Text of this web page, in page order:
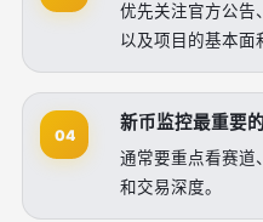
优先关注官方公告
以及项目的基本面
04
新币监控最重要
通常要重点看赛道
和交易深度。